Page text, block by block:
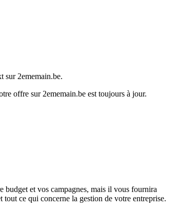
sur 2ememain.be.
offre sur 2ememain.be est toujours à jour.
budget et vos campagnes, mais il vous fournira
ce qui concerne la gestion de votre entreprise.